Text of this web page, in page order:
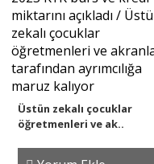
Üstün zekalı çocuklar
öğretmenleri ve ak..